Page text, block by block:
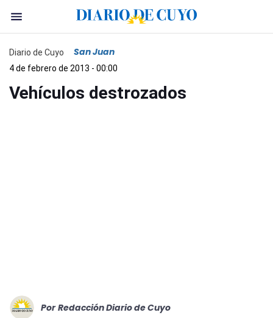
Diario de Cuyo San Juan
4 de febrero de 2013 - 00:00
Vehículos destrozados
Por Redacción Diario de Cuyo